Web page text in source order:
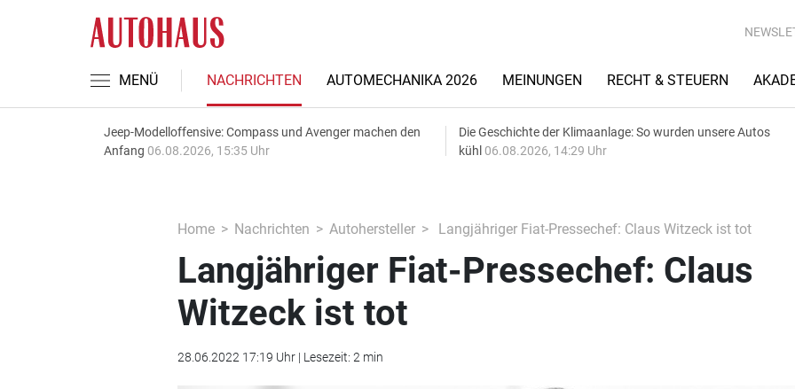
MENÜ NACHRICHTEN AUTOMECHANIKA 2026 MEINUNGEN RECHT & STEUERN
Jeep-Modelloffensive: Compass und Avenger machen den
Anfang 06.08.2026, 15:35 Uhr
Die Geschichte der Klimaanlage: So wurden unsere Autos
kühl 06.08.2026, 14:29 Uhr
Home Nachrichten Autohersteller Langjähriger Fiat-Pressechef: Claus Witzeck ist tot
Langjähriger Fiat-Pressechef: Claus
Witzeck ist tot
28.06.2022 17:19 Uhr | Lesezeit: 2 min